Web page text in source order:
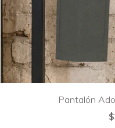
Pantalón